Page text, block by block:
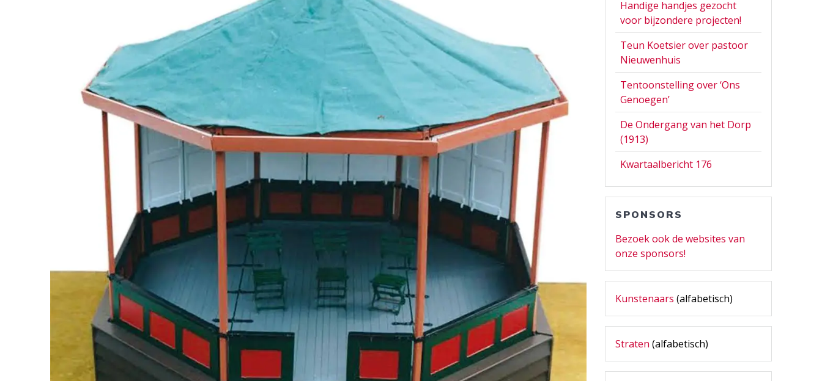
Handige handjes gezocht
voor bijzondere projecten!
Teun Koetsier over pastoor
Nieuwenhuis
Tentoonstelling over ‘Ons
Genoegen’
De Ondergang van het Dorp
(1913)
Kwartaalbericht 176
SPONSORS
Bezoek ook de websites van
onze sponsors!
Kunstenaars (alfabetisch)
Straten (alfabetisch)